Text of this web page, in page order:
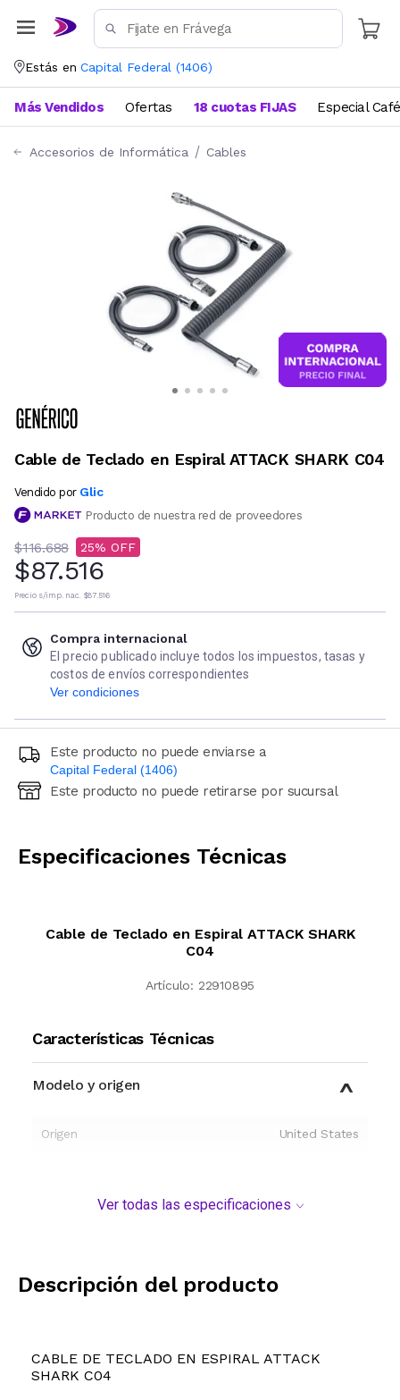
Estás en Capital Federal (1406)
Más Vendidos Ofertas 18 cuotas FIJAS Especial Café
Accesorios de Informática Cables
Cable de Teclado en Espiral ATTACK SHARK C04
Vendido por Glic
Producto de nuestra red de proveedores
$116.688 25
$87.516
Precio s/imp. nac. $87.516
Compra internacional
El precio publicado incluye todos los impuestos, tasas y
costos de envíos correspondientes
Ver condiciones
Este producto no puede enviarse a
Capital Federal (1406)
Ingresá código postal (sólo números)
Este producto no puede retirarse por sucursal
Especificaciones Técnicas
Cable de Teclado en Espiral ATTACK SHARK
C04
Artículo: 22910895
Características Técnicas
Modelo y origen
Origen United States
Ver todas las especificaciones
Descripción del producto
CABLE DE TECLADO EN ESPIRAL ATTACK
SHARK C04